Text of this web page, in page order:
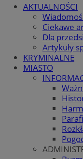
AKTUALNOŚCI
Ciekawe
Dla
Artykuły
KRYMINALNE
MIASTO